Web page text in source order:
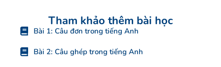
Tham khảo thêm bài học
Bài 1: Câu đơn trong tiếng Anh
Bài 2: Câu ghép trong tiếng Anh